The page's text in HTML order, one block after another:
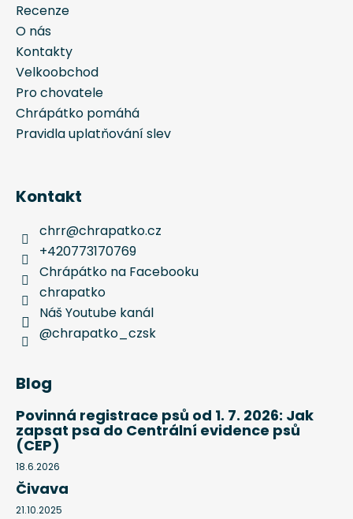
Recenze
O nás
Kontakty
Velkoobchod
Pro chovatele
Chrápátko pomáhá
Pravidla uplatňování slev
Kontakt
chrr@chrapatko.cz
+420773170769
Chrápátko na Facebooku
chrapatko
Náš Youtube kanál
@chrapatko_czsk
Blog
Povinná registrace psů od 1. 7. 2026: Jak
zapsat psa do Centrální evidence psů
(CEP)
18.6.2026
Čivava
21.10.2025